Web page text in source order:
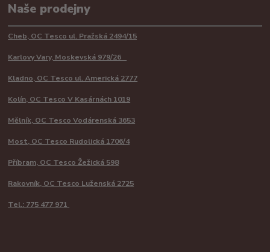
Naše prodejny
Cheb, OC Tesco ul. Pražská 2494/15
Karlovy Vary, Moskevská 979/26
Kladno, OC Tesco ul. Americká 2777
Kolín, OC Tesco V Kasárnách 1019
Mělník, OC Tesco Vodárenská 3653
Most, OC Tesco Rudolická 1706/4
Příbram, OC Tesco Žežická 598
Rakovník, OC Tesco Luženská 2725
Tel.: 775 477 971